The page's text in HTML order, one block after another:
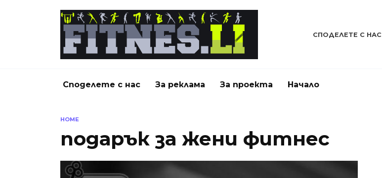
СПОДЕЛЕТЕ С НАС
Споделете с нас За реклама За проекта Начало
HOME
подарък за жени фитнес